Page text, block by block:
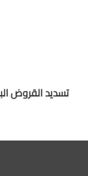
تسديد القروض